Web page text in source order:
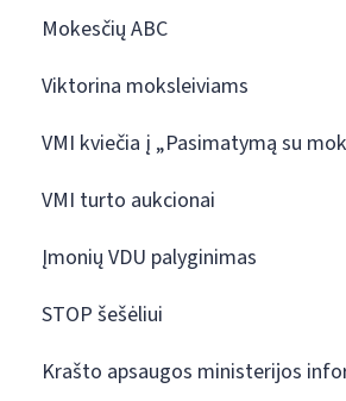
Mokesčių ABC
Viktorina moksleiviams
VMI kviečia į „Pasimatymą su
VMI turto aukcionai
Įmonių VDU palyginimas
STOP šešėliui
Krašto apsaugos ministerijos